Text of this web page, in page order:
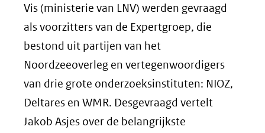
Vis (ministerie van LNV) werden gevraagd
als voorzitters van de Expertgroep, die
bestond uit partijen van het
Noordzeeoverleg en vertegenwoordigers
van drie grote onderzoeksinstituten: NIOZ,
Deltares en WMR. Desgevraagd vertelt
Jakob Asjes over de belangrijkste